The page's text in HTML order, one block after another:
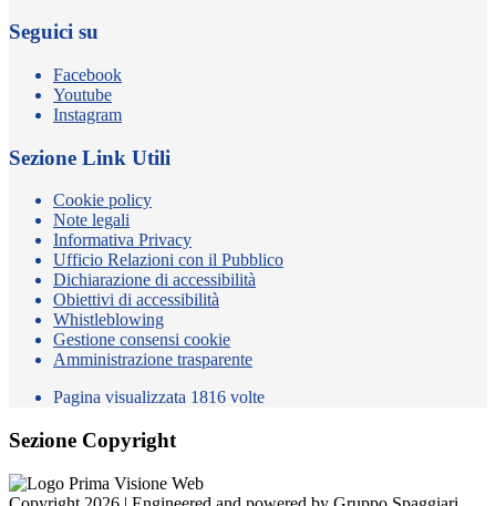
Seguici su
Facebook
Youtube
Instagram
Sezione Link Utili
Cookie policy
Note legali
Informativa Privacy
Ufficio Relazioni con il Pubblico
Dichiarazione di accessibilità
Obiettivi di accessibilità
Whistleblowing
Gestione consensi cookie
Amministrazione trasparente
Pagina visualizzata 1816 volte
Sezione Copyright